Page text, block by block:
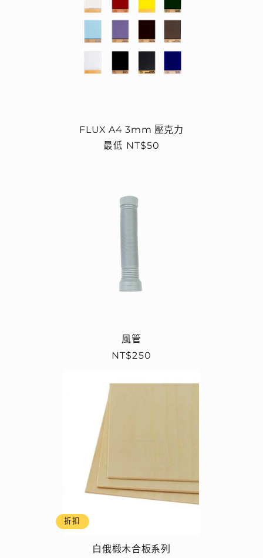
FLUX A4 3mm 壓克力
定
最低 NT$50
風管
定
NT$250
折扣
白俄椴木合板系列